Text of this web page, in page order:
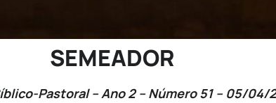
SEMEADOR
Pastoral – Ano 2 – Número 51 – 05/04/